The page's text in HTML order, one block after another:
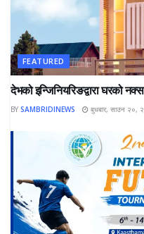
FEATURED
देभको इन्जिनियरिङद्वारा घरको
BY SAMBRIDINEWS बुधबार, साउन २०,